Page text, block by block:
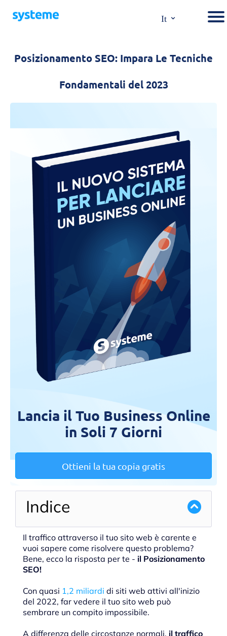
It ⌄
Posizionamento SEO: Impara Le Tecniche
Fondamentali del 2023
Lancia il Tuo Business Online
in Soli 7 Giorni
Ottieni la tua copia gratis
Indice
Il traffico attraverso il tuo sito web è carente e
vuoi sapere come risolvere questo problema?
Bene, ecco la risposta per te - il Posizionamento
SEO!
Con quasi 1,2 miliardi di siti web attivi all'inizio
del 2022, far vedere il tuo sito web può
sembrare un compito impossibile.
A differenza delle circostanze normali, il traffico